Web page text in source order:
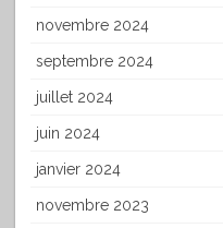
novembre 2024
septembre 2024
juillet 2024
juin 2024
janvier 2024
novembre 2023